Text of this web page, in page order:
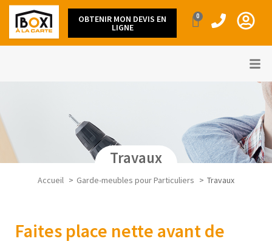
OBTENIR MON DEVIS EN
LIGNE
0
Travaux
Accueil Garde-meubles pour Particuliers Travaux
Faites place nette avant de